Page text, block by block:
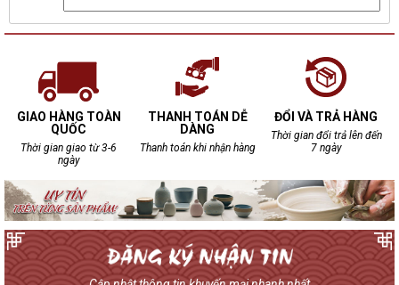
GIAO HÀNG TOÀN
QUỐC
Thời gian giao từ 3-6
ngày
THANH TOÁN DỄ
DÀNG
Thanh toán khi nhận hàng
ĐỔI VÀ TRẢ HÀNG
Thời gian đổi trả lên đến
7 ngày